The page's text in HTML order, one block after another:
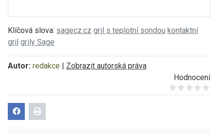
Klíčová slova: sagecz.cz gril s teplotní sondou kontaktní
gril grily Sage
Autor: redakce | Zobrazit autorská práva
Hodnocení
Give it 1/5
Give it 2/5
Give it 3/5
Give it 4/5
Give it 5/5